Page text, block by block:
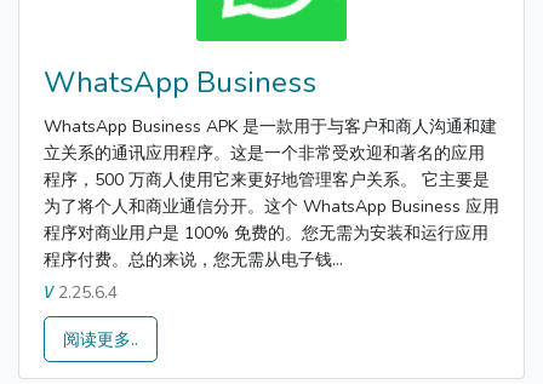
WhatsApp Business
WhatsApp Business APK 是一款用于与客户和商人沟通和建
立关系的通讯应用程序。这是一个非常受欢迎和著名的应用
程序，500 万商人使用它来更好地管理客户关系。 它主要是
为了将个人和商业通信分开。这个 WhatsApp Business 应用
程序对商业用户是 100% 免费的。您无需为安装和运行应用
程序付费。总的来说，您无需从电子钱...
V2.25.6.4
阅读更多..